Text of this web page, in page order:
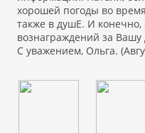
хорошей погоды во
также в душЕ. И
вознаграждений за
С уважением, Ольга.